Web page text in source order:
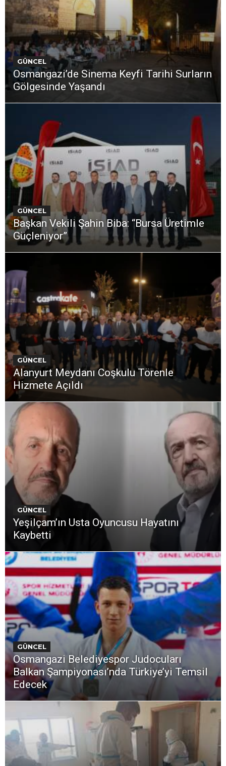
GÜNCEL
Osmangazi’de Sinema Keyfi Tarihi Surların
Gölgesinde Yaşandı
GÜNCEL
Başkan Vekili Şahin Biba: “Bursa Üretimle
Güçleniyor”
GÜNCEL
Alanyurt Meydanı Coşkulu Törenle
Hizmete Açıldı
GÜNCEL
Yeşilçam’ın Usta Oyuncusu Hayatını
Kaybetti
GÜNCEL
Osmangazi Belediyespor Judocuları
Balkan Şampiyonası’nda Türkiye’yi Temsil
Edecek